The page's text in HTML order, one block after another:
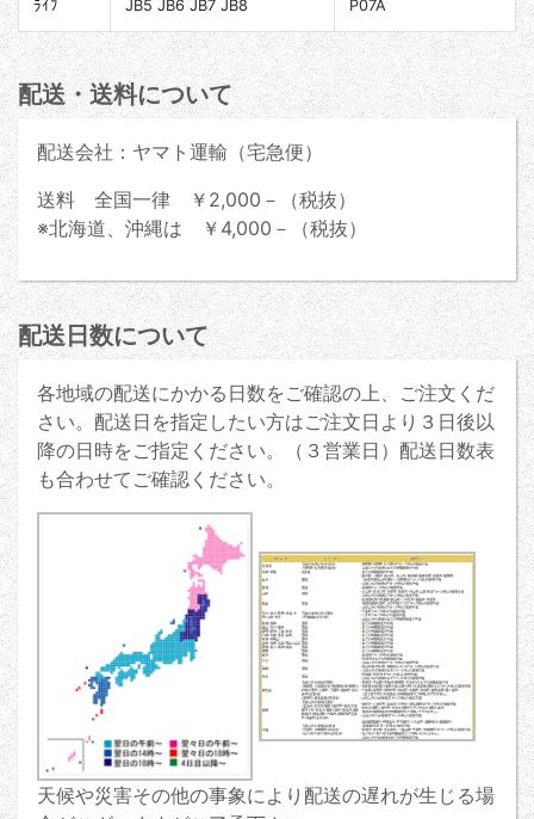
ﾗｲﾌ JB5 JB6 JB7 JB8 P07A
配送・送料について
配送会社：ヤマト運輸（宅急便）
送料 全国一律 ￥2,000－（税抜）
※北海道、沖縄は ￥4,000－（税抜）
配送日数について
各地域の配送にかかる日数をご確認の上、ご注文くだ
さい。配送日を指定したい方はご注文日より３日後以
降の日時をご指定ください。（３営業日）配送日数表
も合わせてご確認ください。
天候や災害その他の事象により配送の遅れが生じる場